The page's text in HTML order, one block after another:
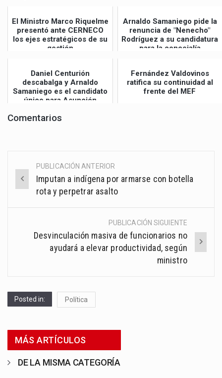
El Ministro Marco Riquelme
presentó ante CERNECO
los ejes estratégicos de su
gestión
Arnaldo Samaniego pide la
renuncia de "Nenecho"
Rodríguez a su candidatura
para la concejalía
Daniel Centurión
descabalga y Arnaldo
Samaniego es el candidato
único para Asunción
Fernández Valdovinos
ratifica su continuidad al
frente del MEF
Comentarios
Post
navigation
PUBLICACIÓN ANTERIOR
Imputan a indígena por armarse con botella
rota y perpetrar asalto
PUBLICACIÓN SIGUIENTE
Desvinculación masiva de funcionarios no
ayudará a elevar productividad, según
ministro
Posted in: Política
MÁS ARTÍCULOS
DE LA MISMA CATEGORÍA